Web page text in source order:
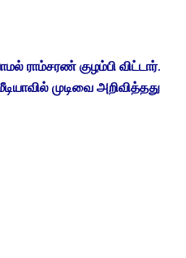
ராம்சரண் குழம்பி விட்டார்.
முடிவை அறிவித்தது